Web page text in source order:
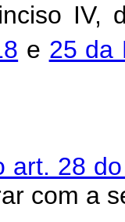
IV,
e 25 da
art. 28
com a